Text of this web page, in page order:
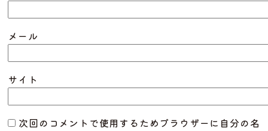
メール
サイト
次回のコメントで使用するためブラウザーに自分の名